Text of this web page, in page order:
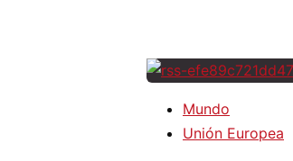
Mundo
Unión Europea